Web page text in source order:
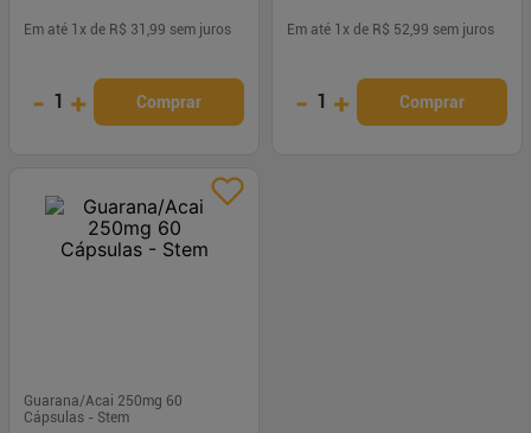
Em até 1 x de R$ 31,99 sem juros
- 1 + Comprar
Em até 1 x de R$ 52,99 sem juros
- 1 + Comprar
Guarana/Acai 250mg 60
Cápsulas - Stem